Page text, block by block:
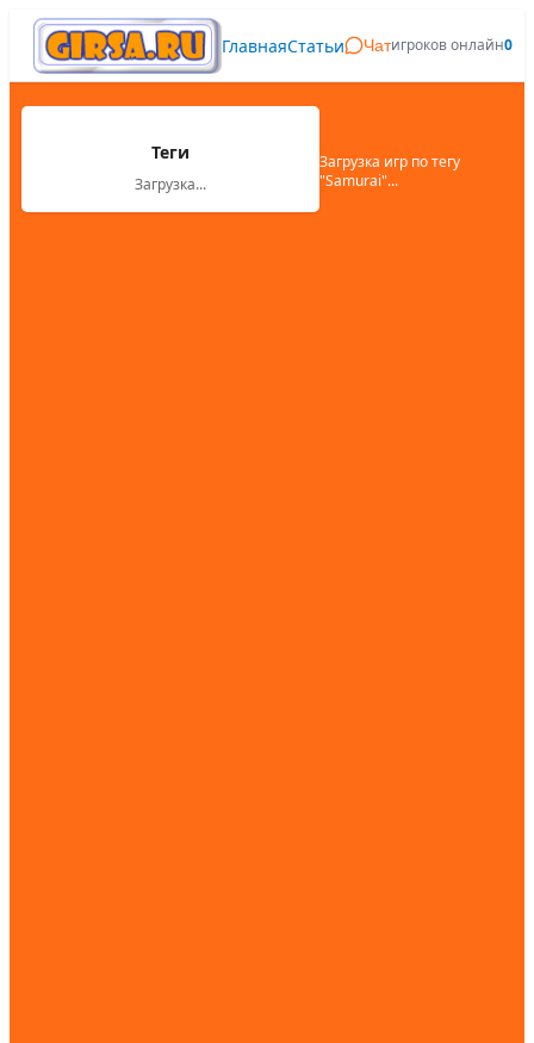
ГлавнаяСтатьи Чатигроков онлайн0
Теги
Загрузка...
Загрузка игр по тегу
"Samurai"...